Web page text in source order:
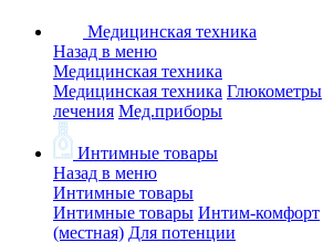
Медицинская техника
Назад в меню
Медицинская техника
Медицинская техника Глюкометры
лечения Мед.приборы
Интимные товары
Назад в меню
Интимные товары
Интимные товары Интим-комфорт
(местная) Для потенции